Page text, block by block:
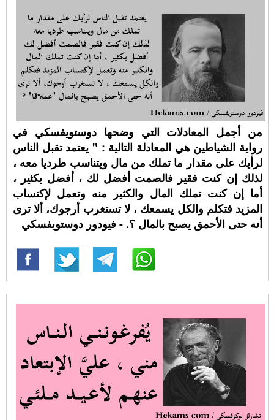
من أجمل المعادلات التي وضحها دوستويفسكي في
رواية الشياطين هي المعادلة التالية : " يعتمد تقبل الناس
لرأيك على مقدار ما تملك من مال ويتناسب طرديا معه ،
لذلك إن كنت فقير فالصمت أفضل لك ، أفضل بكثير ،
أما إن كنت تملك المال والكثير منه وتعمل لإكتساب
المزيد فتكلم والكل يسمعك ، لا تستغرب أرجوك، ألا ترى
أنه حتى الأحمق يصبح بالمال ؟. - فيودور دوستويفسكي